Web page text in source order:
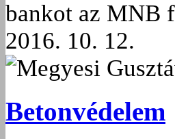
bankot az MNB
2016. 10. 12.
Megyesi
Betonvédelem